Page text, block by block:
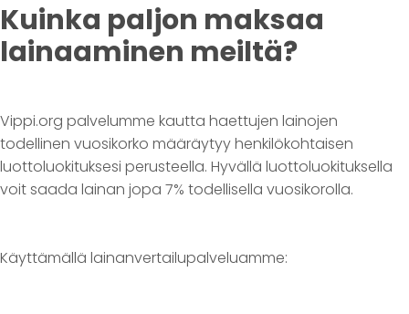
Kuinka paljon maksaa
lainaaminen meiltä?
Vippi.org palvelumme kautta haettujen lainojen
todellinen vuosikorko määräytyy henkilökohtaisen
luottoluokituksesi perusteella. Hyvällä luottoluokituksella
voit saada lainan jopa 7% todellisella vuosikorolla.
Käyttämällä lainanvertailupalveluamme: